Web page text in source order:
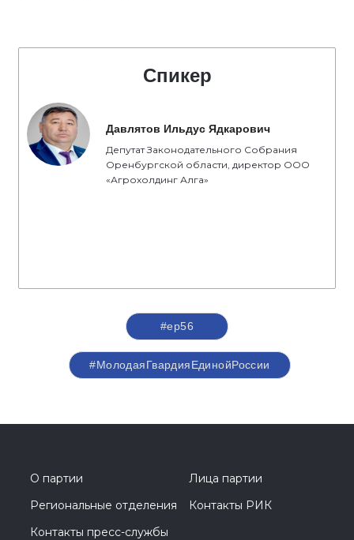
Спикер
Давлятов Ильдус Ядкарович
Депутат Законодательного Собрания
Оренбургской области, директор ООО
«Агрохолдинг Алга»
#ер56
#МолодаяГвардияЕдинойРоссии
О партии
Лица партии
Региональные отделения
Контакты РИК
Контакты пресс-службы